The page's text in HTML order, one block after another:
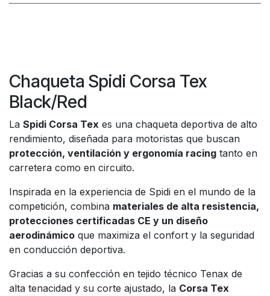
Chaqueta Spidi Corsa Tex
Black/Red
La Spidi Corsa Tex es una chaqueta deportiva de alto
rendimiento, diseñada para motoristas que buscan
protección, ventilación y ergonomía racing tanto en
carretera como en circuito.
Inspirada en la experiencia de Spidi en el mundo de la
competición, combina materiales de alta resistencia,
protecciones certificadas CE y un diseño
aerodinámico que maximiza el confort y la seguridad
en conducción deportiva.
Gracias a su confección en tejido técnico Tenax de
alta tenacidad y su corte ajustado, la Corsa Tex